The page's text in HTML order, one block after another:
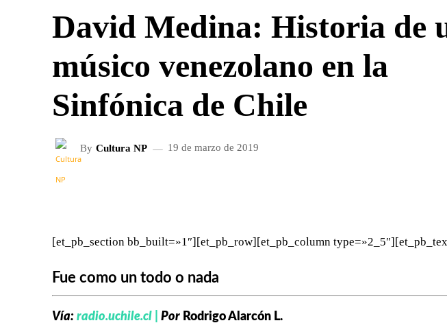
David Medina: Historia de
músico venezolano en la
Sinfónica de Chile
By Cultura NP 19 de marzo de 2019
[et_pb_section bb_built=»1″][et_pb_row][et_pb_column
Fue como un todo o nada
Vía: radio.uchile.cl | Por Rodrigo Alarcón L.